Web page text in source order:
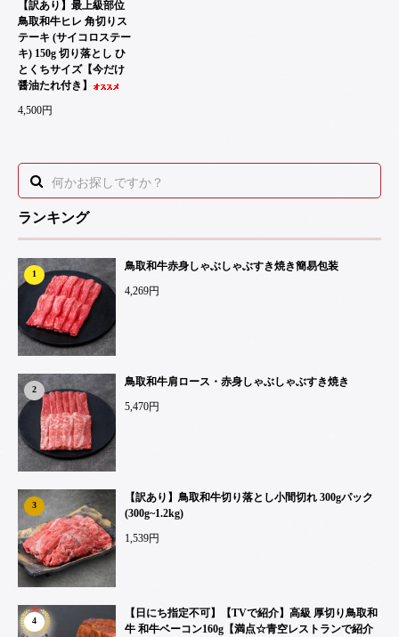
ランキング
1
鳥取和牛赤身しゃぶしゃぶすき焼き簡易包装
4,269円
2
鳥取和牛肩ロース・赤身しゃぶしゃぶすき焼き
5,470円
3
【訳あり】鳥取和牛切り落とし小間切れ 300gパック
(300g~1.2kg)
1,539円
4
【日にち指定不可】【TVで紹介】高級 厚切り鳥取和
牛 和牛ベーコン160g【満点☆青空レストランで紹介
【訳あり】最上級部位
鳥取和牛ヒレ 角切りス
テーキ (サイコロステー
キ) 150g 切り落とし ひ
とくちサイズ【今だけ
醤油たれ付き】
4,500円